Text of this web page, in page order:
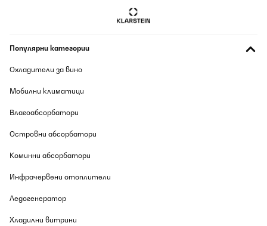
Популярни категории
Охладители за вино
Мобилни климатици
Влагоабсорбатори
Островни абсорбатори
Коминни абсорбатори
Инфрачервени отоплители
Ледогенератор
Хладилни витрини